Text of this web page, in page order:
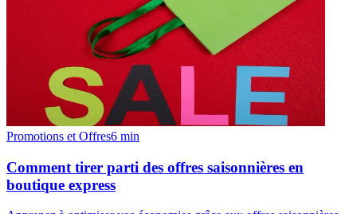
Promotions et Offres6 min
Comment tirer parti des offres saisonnières en
boutique express